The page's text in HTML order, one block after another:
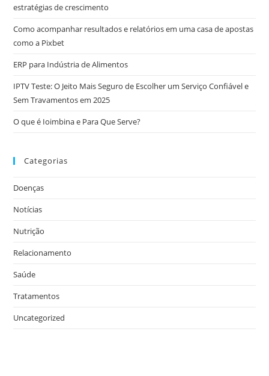
estratégias de crescimento
Como acompanhar resultados e relatórios em uma casa de apostas
como a Pixbet
ERP para Indústria de Alimentos
IPTV Teste: O Jeito Mais Seguro de Escolher um Serviço Confiável e
Sem Travamentos em 2025
O que é Ioimbina e Para Que Serve?
Categorias
Doenças
Notícias
Nutrição
Relacionamento
Saúde
Tratamentos
Uncategorized